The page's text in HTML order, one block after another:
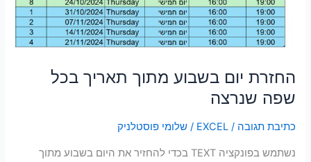
החזרת יום בשבוע מתוך תאריך בכל
שפה שנרצה
כתיבת תגובה /
EXCEL
/שלומי פוסטלניק
נשתמש בפונקציה TEXT בכדי להחזיר את היום בשבוע מתוך